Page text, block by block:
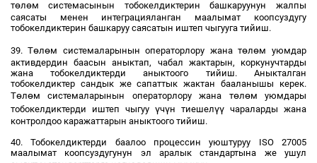
төлөм системасынын тобокелдиктерин башкаруунун жалпы
саясаты менен интеграцияланган маалымат коопсуздугу
тобокелдиктерин башкаруу саясатын иштеп чыгууга тийиш.
39. Төлөм системаларынын операторлору жана төлөм уюмдар
активдердин баасын аныктап, чабал жактарын, коркунучтарды
жана тобокелдиктерди аныктоого тийиш. Аныкталган
тобокелдиктер сандык же сапаттык жактан бааланышы керек.
Төлөм системаларынын операторлору жана төлөм уюмдары
тобокелдиктерди иштеп чыгуу үчүн тиешелүү чараларды жана
контролдоо каражаттарын аныктоого тийиш.
40. Тобокелдиктерди баалоо процессин уюштуруу ISO 27005
маалымат коопсуздугунун эл аралык стандартына же ушул